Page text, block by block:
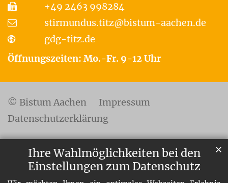
Ihre Wahlmöglichkeiten bei den
Einstellungen zum Datenschutz
✕
+49 2463 998284
stirmundus.titz@bistum-aachen.de
gdg-titz.de
Öffnungszeiten: Mo.-Fr. 9-12 Uhr
© Bistum Aachen
Impressum
Datenschutzerklärung